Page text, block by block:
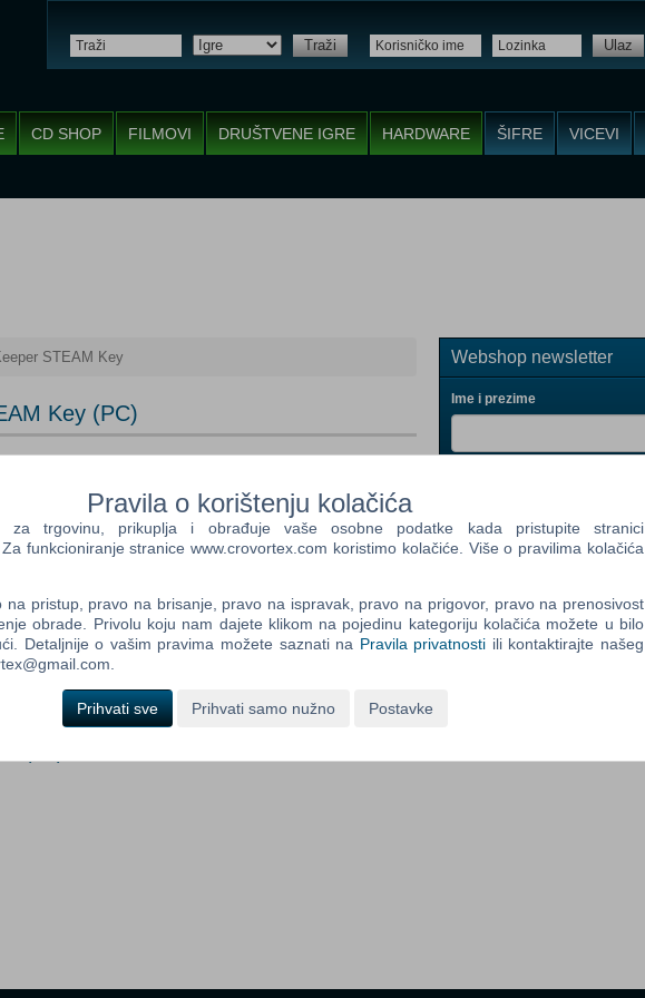
Traži Ulaz
CD SHOP FILMOVI DRUŠTVENE IGRE HARDWARE ŠIFRE VICEVI
STEAM Key
Key (PC)
(PC)
Webshop newsletter
Ime i prezime
Field
One
Newsletter
Pravila o korištenju kolačića
za trgovinu, prikuplja i obrađuje vaše osobne podatke kada pristupite stranici
funkcioniranje stranice www.crovortex.com koristimo kolačiće. Više o pravilima kolačića
na pristup, pravo na brisanje, pravo na ispravak, pravo na prigovor, pravo na prenosivost
obrade. Privolu koju nam dajete klikom na pojedinu kategoriju kolačića možete u bilo
Detaljnije o vašim pravima možete saznati na Pravila privatnosti ili kontaktirajte našeg
Prihvati sve Prihvati samo nužno Postavke